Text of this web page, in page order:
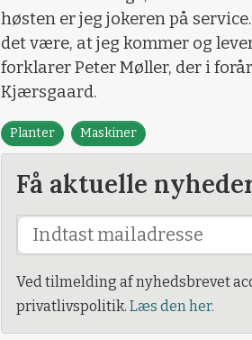
høsten er jeg jokeren på
det være, at jeg kommer og
forklarer Peter Møller, der i
Kjærsgaard.
Planter Maskiner
Få aktuelle
Ved tilmelding af nyhedsbrevet
privatlivspolitik. Læs den her.